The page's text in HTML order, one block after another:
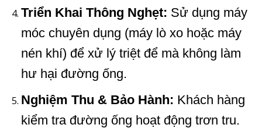
Triển Khai Thông Nghẹt: Sử dụng máy
móc chuyên dụng (máy lò xo hoặc máy
nén khí) để xử lý triệt để mà không làm
hư hại đường ống.
Nghiệm Thu & Bảo Hành: Khách hàng
kiểm tra đường ống hoạt động trơn tru.